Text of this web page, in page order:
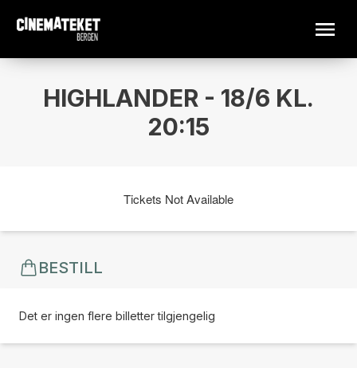
HIGHLANDER - 18/6 KL.
20:15
Tickets Not Available
BESTILL
Det er ingen flere billetter tilgjengelig